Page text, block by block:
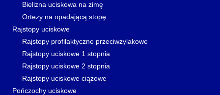
Bielizna uciskowa na zimę
Ortezy na opadającą stopę
Rajstopy uciskowe
Rajstopy profilaktyczne przeciwżylakowe
Rajstopy uciskowe 1 stopnia
Rajstopy uciskowe 2 stopnia
Rajstopy uciskowe ciążowe
Pończochy uciskowe